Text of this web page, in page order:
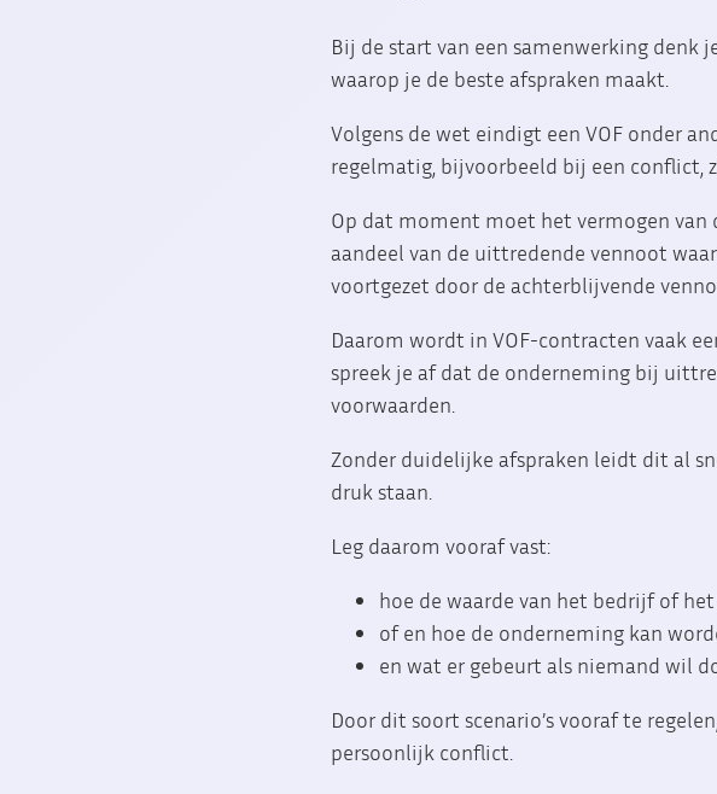
Bij de start van een samenwerking denk
waarop je de beste afspraken maakt.
Volgens de wet eindigt een VOF onder
regelmatig, bijvoorbeeld bij een conflict,
Op dat moment moet het vermogen van
aandeel van de uittredende vennoot
voortgezet door de achterblijvende
Daarom wordt in VOF-contracten vaak
spreek je af dat de onderneming bij
voorwaarden.
Zonder duidelijke afspraken leidt dit al
druk staan.
Leg daarom vooraf vast:
hoe de waarde van het bedrijf of
of en hoe de onderneming kan
en wat er gebeurt als niemand wil
Door dit soort scenario’s vooraf te
persoonlijk conflict.